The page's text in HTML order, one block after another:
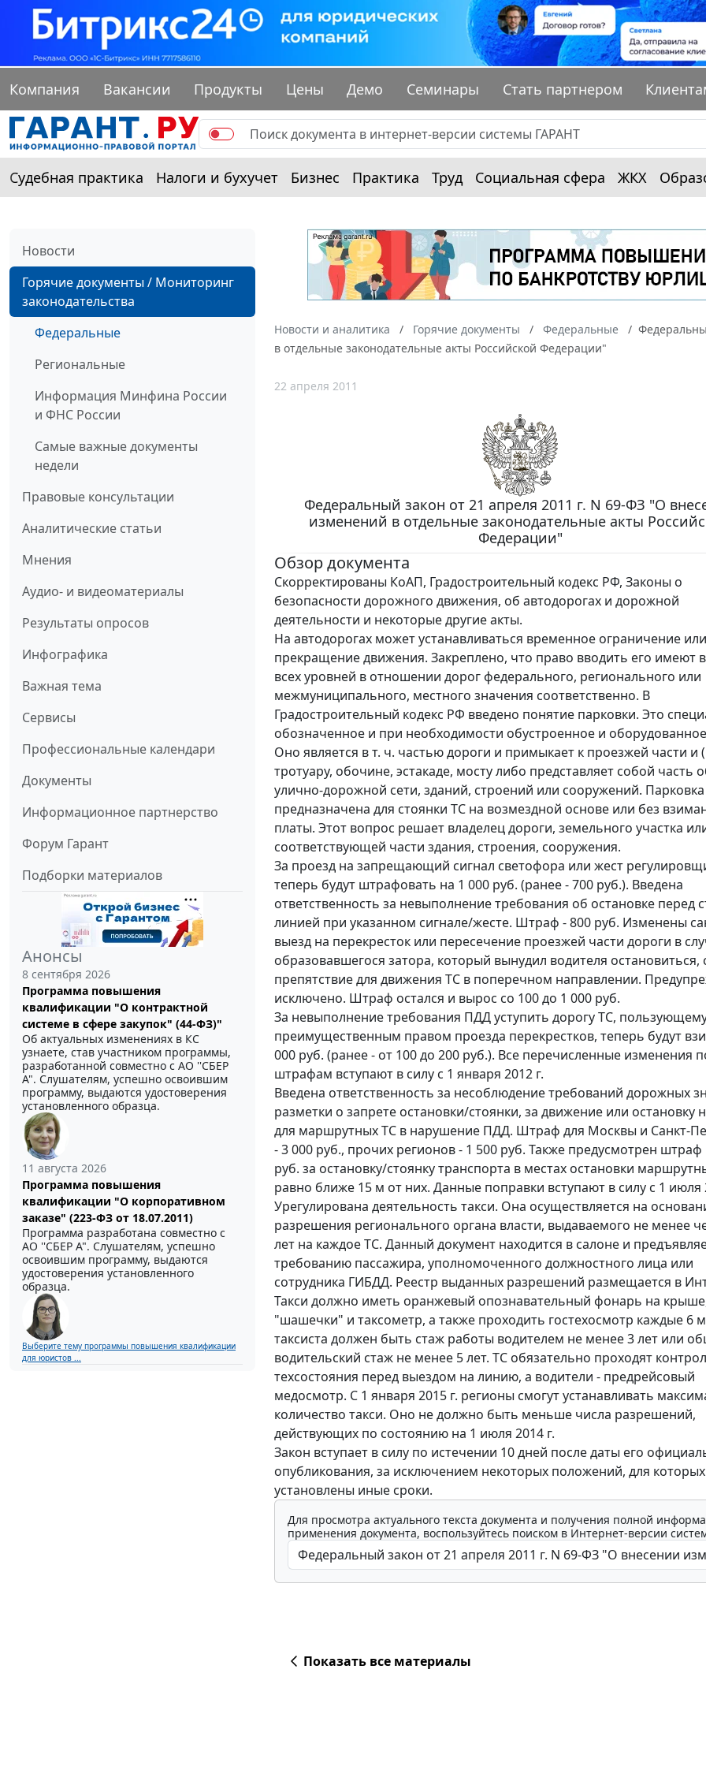
Компания Вакансии Продукты Цены Демо Семинары Стать партнером
Судебная практика Налоги и бухучет Бизнес Практика Труд Социальная сфера ЖКХ
Новости
Горячие документы / Мониторинг
законодательства
Федеральные
Региональные
Информация Минфина России
и ФНС России
Самые важные документы
недели
Правовые консультации
Аналитические статьи
Мнения
Аудио- и видеоматериалы
Результаты опросов
Инфографика
Важная тема
Сервисы
Профессиональные календари
Документы
Информационное партнерство
Форум Гарант
Подборки материалов
Анонсы
8 сентября 2026
Программа повышения
квалификации "О контрактной
системе в сфере закупок" (44-ФЗ)"
Об актуальных изменениях в КС
узнаете, став участником программы,
разработанной совместно с АО ''СБЕР
А". Слушателям, успешно освоившим
программу, выдаются удостоверения
установленного образца.
11 августа 2026
Программа повышения
квалификации "О корпоративном
заказе" (223-ФЗ от 18.07.2011)
Программа разработана совместно с
АО ''СБЕР А". Слушателям, успешно
освоившим программу, выдаются
удостоверения установленного
образца.
Выберите тему программы повышения квалификации
для юристов ...
Новости и аналитика Горячие документы Федеральные
в отдельные законодательные акты Российской Федерации"
22 апреля 2011
Федеральный закон от 21 апреля 2011 г. N 69-ФЗ "О
изменений в отдельные законодательные акты
Федерации"
Обзор документа
Скорректированы КоАП, Градостроительный кодекс РФ, Законы о
безопасности дорожного движения, об автодорогах и дорожной
деятельности и некоторые другие акты.
На автодорогах может устанавливаться временное ограничение или
прекращение движения. Закреплено, что право вводить его имеют
всех уровней в отношении дорог федерального, регионального или
межмуниципального, местного значения соответственно. В
Градостроительный кодекс РФ введено понятие парковки. Это
обозначенное и при необходимости обустроенное и
Оно является в т. ч. частью дороги и примыкает к проезжей части и
тротуару, обочине, эстакаде, мосту либо представляет собой часть
улично-дорожной сети, зданий, строений или сооружений. Парковка
предназначена для стоянки ТС на возмездной основе или без
платы. Этот вопрос решает владелец дороги, земельного участка
соответствующей части здания, строения, сооружения.
За проезд на запрещающий сигнал светофора или жест
теперь будут штрафовать на 1 000 руб. (ранее - 700 руб.). Введена
ответственность за невыполнение требования об остановке перед
линией при указанном сигнале/жесте. Штраф - 800 руб. Изменены
выезд на перекресток или пересечение проезжей части дороги в
образовавшегося затора, который вынудил водителя остановиться,
препятствие для движения ТС в поперечном направлении.
исключено. Штраф остался и вырос со 100 до 1 000 руб.
За невыполнение требования ПДД уступить дорогу ТС,
преимущественным правом проезда перекрестков, теперь будут
000 руб. (ранее - от 100 до 200 руб.). Все перечисленные изменения
штрафам вступают в силу с 1 января 2012 г.
Введена ответственность за несоблюдение требований дорожных
разметки о запрете остановки/стоянки, за движение или остановку
для маршрутных ТС в нарушение ПДД. Штраф для Москвы и Санкт-
- 3 000 руб., прочих регионов - 1 500 руб. Также предусмотрен штраф
руб. за остановку/стоянку транспорта в местах остановки
равно ближе 15 м от них. Данные поправки вступают в силу с 1 июля
Урегулирована деятельность такси. Она осуществляется на
разрешения регионального органа власти, выдаваемого не менее
лет на каждое ТС. Данный документ находится в салоне и
требованию пассажира, уполномоченного должностного лица или
сотрудника ГИБДД. Реестр выданных разрешений размещается в
Такси должно иметь оранжевый опознавательный фонарь на
"шашечки" и таксометр, а также проходить гостехосмотр каждые 6
таксиста должен быть стаж работы водителем не менее 3 лет или
водительский стаж не менее 5 лет. ТС обязательно проходят
техсостояния перед выездом на линию, а водители - предрейсовый
медосмотр. С 1 января 2015 г. регионы смогут устанавливать
количество такси. Оно не должно быть меньше числа разрешений,
действующих по состоянию на 1 июля 2014 г.
Закон вступает в силу по истечении 10 дней после даты его
опубликования, за исключением некоторых положений, для которых
установлены иные сроки.
Для просмотра актуального текста документа и получения полной
применения документа, воспользуйтесь поиском в Интернет-версии
Показать все материалы